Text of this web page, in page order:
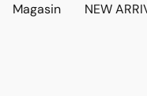
Magasin NEW